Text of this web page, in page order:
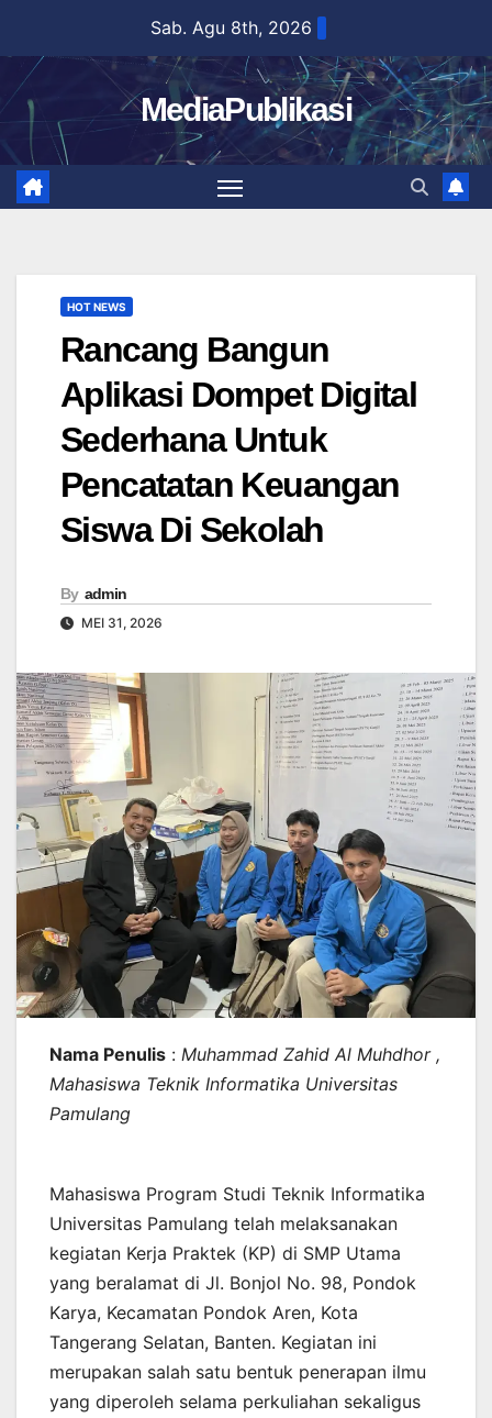
content
Sab. Agu 8th, 2026
MediaPublikasi
HOT NEWS
Rancang Bangun
Aplikasi Dompet Digital
Sederhana Untuk
Pencatatan Keuangan
Siswa Di Sekolah
By admin
MEI 31, 2026
Nama Penulis : Muhammad Zahid Al Muhdhor,
Mahasiswa Teknik Informatika Universitas
Pamulang
Mahasiswa Program Studi Teknik Informatika
Universitas Pamulang telah melaksanakan
kegiatan Kerja Praktek (KP) di SMP Utama
yang beralamat di Jl. Bonjol No. 98, Pondok
Karya, Kecamatan Pondok Aren, Kota
Tangerang Selatan, Banten. Kegiatan ini
merupakan salah satu bentuk penerapan ilmu
yang diperoleh selama perkuliahan sekaligus